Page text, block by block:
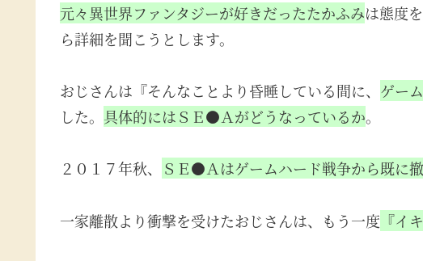
元々異世界ファンタジーが好きだったたかふみは態度
ら詳細を聞こうとします。
おじさんは『そんなことより昏睡している間に、 ゲー
した。 具体的にはＳＥ●Ａがどうなっているか。
２０１７年秋、 ＳＥ●Ａはゲームハード戦争から既に
一家離散より衝撃を受けたおじさんは、もう一度 『イ